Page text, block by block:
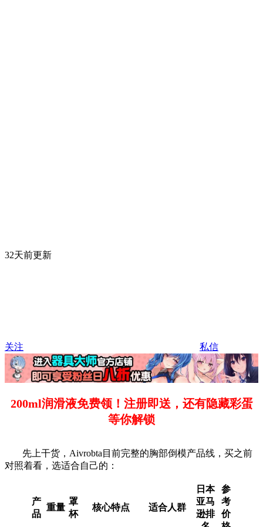
32天前更新
关注 私信
200ml润滑液免费领！注册即送，还有隐藏彩蛋
等你解锁
先上干货，Aivrobta目前完整的胸部倒模产品线，买之前
对照着看，选适合自己的：
产
品
重量
罩
杯
核心特点 适合人群
日本
亚马
逊排
参
考
价